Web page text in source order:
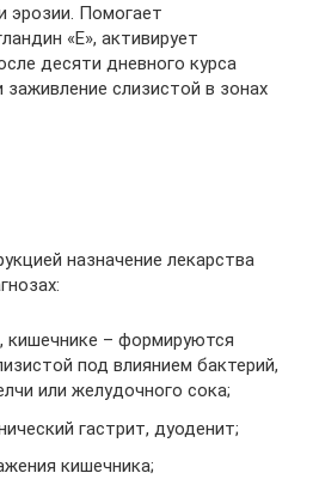
эрозии. Помогает
«Е», активирует
десяти дневного курса
заживление слизистой в зонах
назначение лекарства
кишечнике – формируются
под влиянием бактерий,
или желудочного сока;
гастрит, дуоденит;
кишечника;